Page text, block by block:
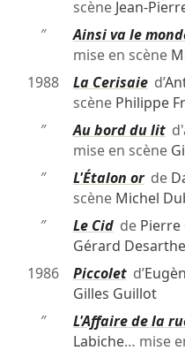
scène Jean-
″
Ainsi va le
mise en scène
1988
La Cerisaied’
scène Philippe
″
Au bord du lit
mise en scène
″
L'Étalon orde
scène Michel
″
Le Cidde Pierre
Gérard Desarthe
1986
Piccoletd’
Gilles Guillot
″
L'Affaire de la
Labiche… mise